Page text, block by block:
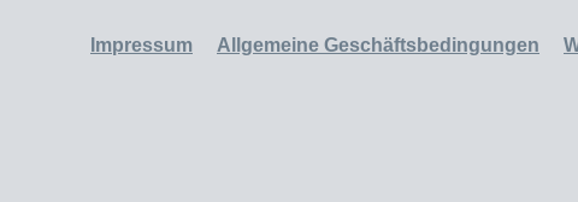
Impressum Allgemeine Geschäftsbedingungen